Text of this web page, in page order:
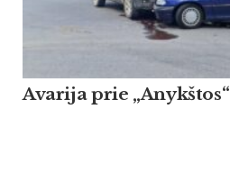
Avarija prie „Anykštos“